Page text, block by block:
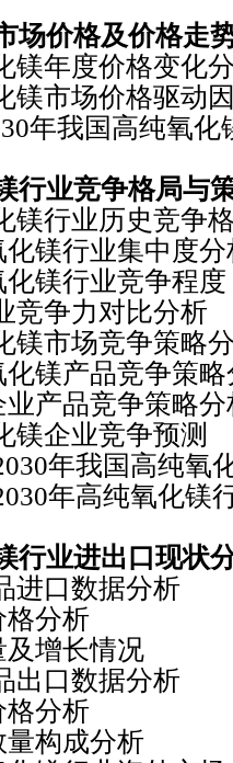
场价格及价格走
年度价格变化
市场价格驱动
年我国高纯氧化
行业竞争格局与
行业历史竞争
行业集中度分
行业竞争程度
争力对比分析
市场竞争策略
产品竞争策略
品竞争策略分
企业竞争预测
我国高纯氧化
高纯氧化镁行
行业进出口现状
口数据分析
分析
长情况
口数据分析
分析
成分析